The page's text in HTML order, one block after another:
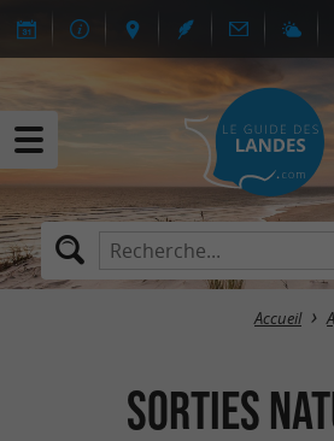
Accueil
Sorties